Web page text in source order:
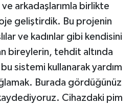
arkadaşlarımla birlikte
geliştirdik. Bu projenin
ve kadınlar gibi kendisini
bireylerin, tehdit altında
sistemi kullanarak yardım
Burada gördüğünüz
Cihazdaki pim